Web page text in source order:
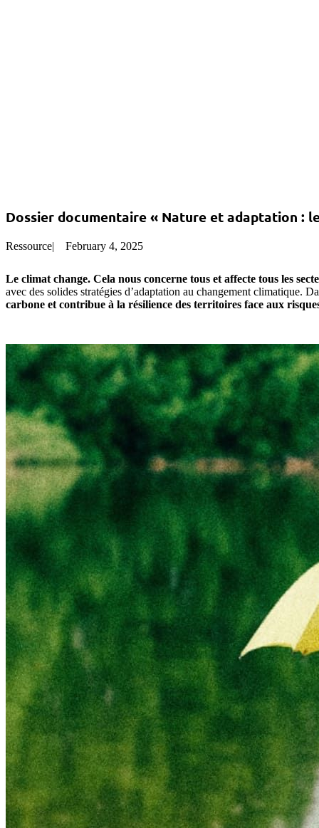
Dossier documentaire « Nature et adaptation :
Ressource| February 4, 2025
Le climat change. Cela nous concerne tous et affecte tous les
avec des solides stratégies d’adaptation au changement climatique.
carbone et contribue à la résilience des territoires face aux